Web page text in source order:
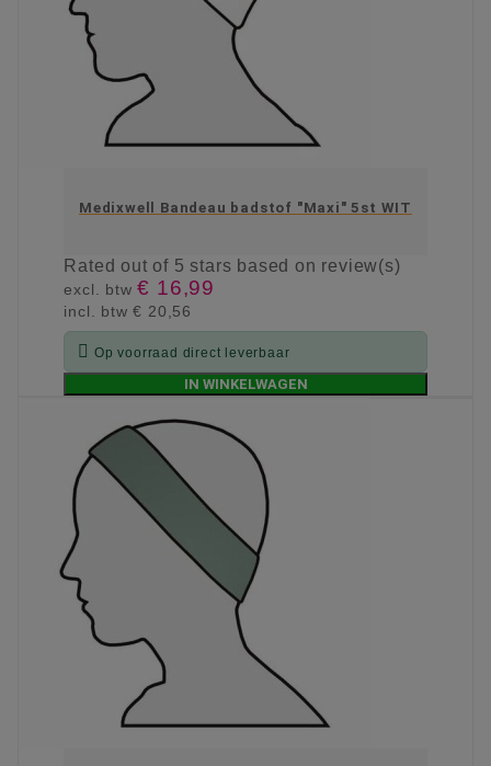
Medixwell Bandeau badstof "Maxi" 5st WIT
Ratedout of 5 stars based on review(s)
excl. btw€ 16,99
incl. btw€ 20,56
 Op voorraad direct leverbaar
IN WINKELWAGEN